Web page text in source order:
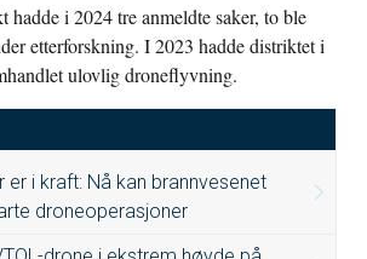
i 2024 tre anmeldte saker, to ble
etterforskning. I 2023 hadde distriktet i
ulovlig droneflyvning.
er i kraft: Nå kan brannvesenet
droneoperasjoner